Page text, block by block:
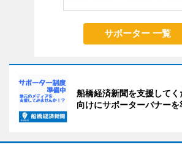
サポーター 一覧
船橋経済新聞を支援して
向けにサポーターバナーを